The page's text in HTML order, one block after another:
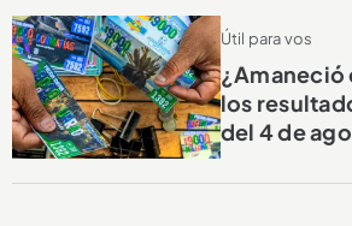
Útil para vos
¿Amaneció
los
del 4 de